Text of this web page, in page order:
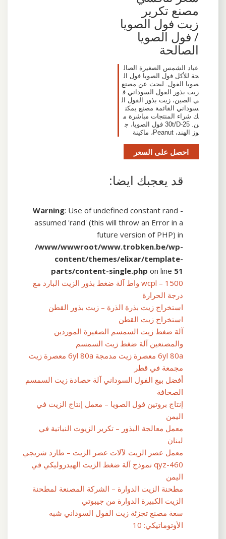
مصنع تكرير
زيت فول الصويا
/ فول الصويا
الصالحة
عباد الشمس الصغيرة الصال
حة للأكل فول الصويا فول ال
صويا الفول. لبحث عن مصنع
زيت بذور الفول السوداني ف
ي الصين، زيت بذور الفول ال
سوداني القائمة مصنع يمكن
ك شراء المنتجات مباشرة م
ن. 25-30t/D فول الصويا، ج
وز الهند، Peanut، ماكينة
احصل على السعر
قد يعجبك ايضا:
Warning: Use of undefined constant rand -
assumed 'rand' (this will throw an Error in a
future version of PHP) in
/www/wwwroot/www.trobken.be/wp-
content/themes/elixar/template-
parts/content-single.php on line 51
wcpl – 1500 واط آلة ضغط بذور الزيت البارد مع
درجة الحرارة
استخراج زيت بذرة الذرة – زيت بذور القطن
استخراج زيت القطن
آلة ضغط زيت السمسم الصغيرة الموردين
والمصنعين آلة ضغط زيت السمسم
6yl 80a معصرة زيت مدمجة 6yl 80a معصرة زيت
مجمعة في قطر
أفضل بيع الفول السوداني آلة حصادة زيت السمسم
الصحافة
إنتاج بروتين فول الصويا – معمل إنتاج الزيت في
اليمن
معمل معالجة البذور – تكرير الزيوت النباتية في
لبنان
معمل عصر الزيت لآلات عصر الزيت – طارد شريجي
qyz-460 نموذج آلة ضغط الزيت الهيدروليكي في
اليمن
مطحنة الزيت الدوارة – الشركة المصنعة لمطحنة
الزيت الكبيرة الدوارة من جيبوتي
سعة مصنع تجزئة زيت الفول السوداني شبه
الأوتوماتيكي: 10